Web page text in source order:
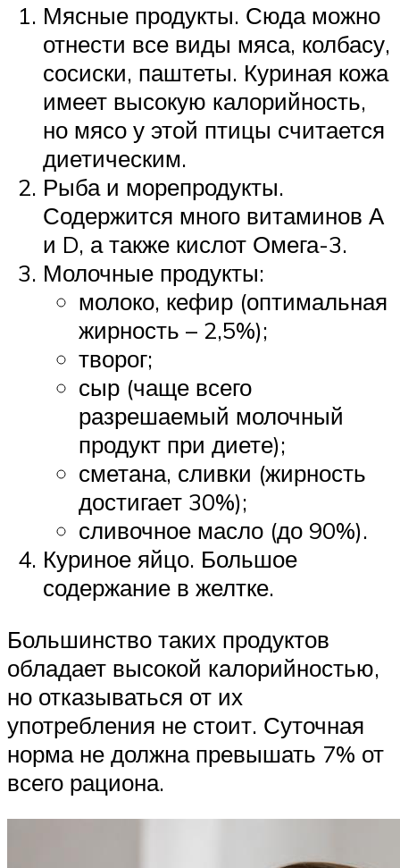
Мясные продукты. Сюда можно
отнести все виды мяса, колбасу,
сосиски, паштеты. Куриная кожа
имеет высокую калорийность,
но мясо у этой птицы считается
диетическим.
Рыба и морепродукты.
Содержится много витаминов А
и D, а также кислот Омега-3.
Молочные продукты:
молоко, кефир (оптимальная
жирность – 2,5%);
творог;
сыр (чаще всего
разрешаемый молочный
продукт при диете);
сметана, сливки (жирность
достигает 30%);
сливочное масло (до 90%).
Куриное яйцо. Большое
содержание в желтке.
Большинство таких продуктов
обладает высокой калорийностью,
но отказываться от их
употребления не стоит. Суточная
норма не должна превышать 7% от
всего рациона.